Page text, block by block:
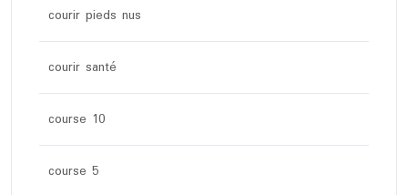
courir pieds nus
courir santé
course 10
course 5